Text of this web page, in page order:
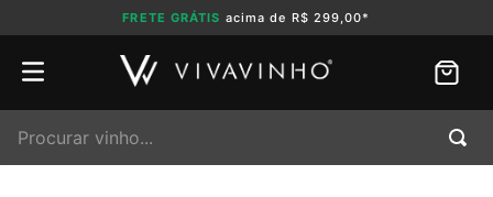
FRETE GRÁTIS acima de R$ 299,00*